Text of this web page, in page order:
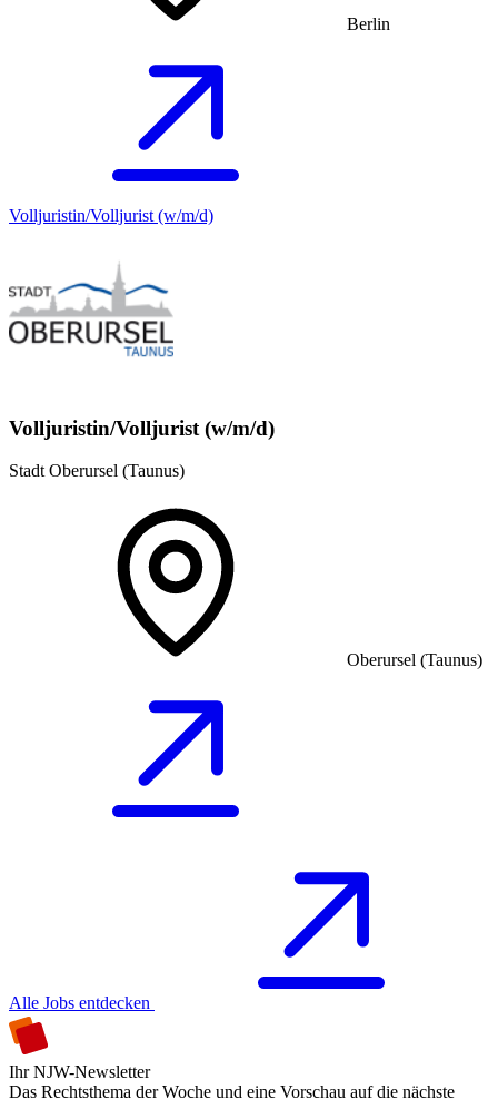
Berlin
Volljuristin/Volljurist (w/m/d)
Volljuristin/Volljurist (w/m/d)
Stadt Oberursel (Taunus)
Oberursel (Taunus)
Alle Jobs entdecken
Ihr NJW-Newsletter
Das Rechtsthema der Woche und eine Vorschau auf die nächste